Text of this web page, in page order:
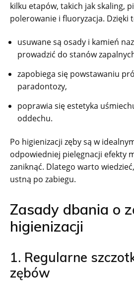
kilku etapów, takich jak skaling,
polerowanie i fluoryzacja. Dzięki
usuwane są osady i kamień
prowadzić do stanów
zapobiega się powstawaniu
paradontozy,
poprawia się estetyka
oddechu.
Po higienizacji zęby są w
odpowiedniej pielęgnacji efekty
zaniknąć. Dlatego warto
ustną po zabiegu.
Zasady dbania o
higienizacji
1. Regularne
zębów